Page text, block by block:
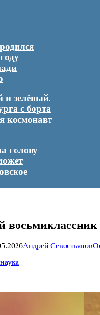
и зелёный.
с борта
космонавт
голову
Андрей Севостьянов